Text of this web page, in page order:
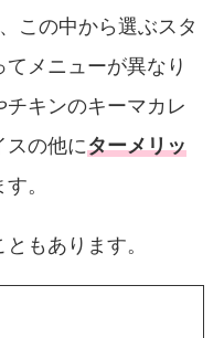
この中から選ぶスタ
メニューが異なり
チキンのキーマカレ
スの他にターメリッ
。
もあります。